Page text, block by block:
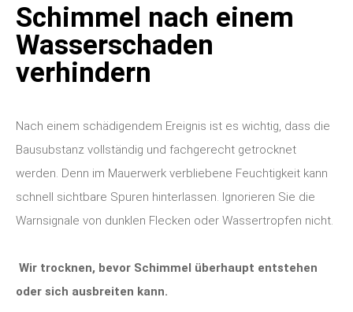
Schimmel nach einem
Wasserschaden
verhindern
Nach einem schädigendem Ereignis ist es wichtig, dass die
Bausubstanz vollständig und fachgerecht getrocknet
werden. Denn im Mauerwerk verbliebene Feuchtigkeit kann
schnell sichtbare Spuren hinterlassen. Ignorieren Sie die
Warnsignale von dunklen Flecken oder Wassertropfen nicht.
Wir trocknen, bevor Schimmel überhaupt entstehen
oder sich ausbreiten kann.